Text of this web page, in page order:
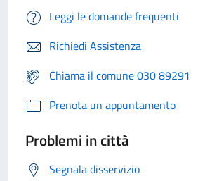
Leggi le domande frequenti
Richiedi Assistenza
Chiama il comune 030 89291
Prenota un appuntamento
Problemi in città
Segnala disservizio